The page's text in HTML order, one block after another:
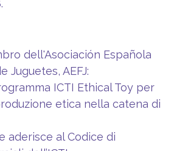
dell'Asociación Española
Juguetes, AEFJ:
ICTI Ethical Toy per
etica nella catena di
aderisce al Codice di